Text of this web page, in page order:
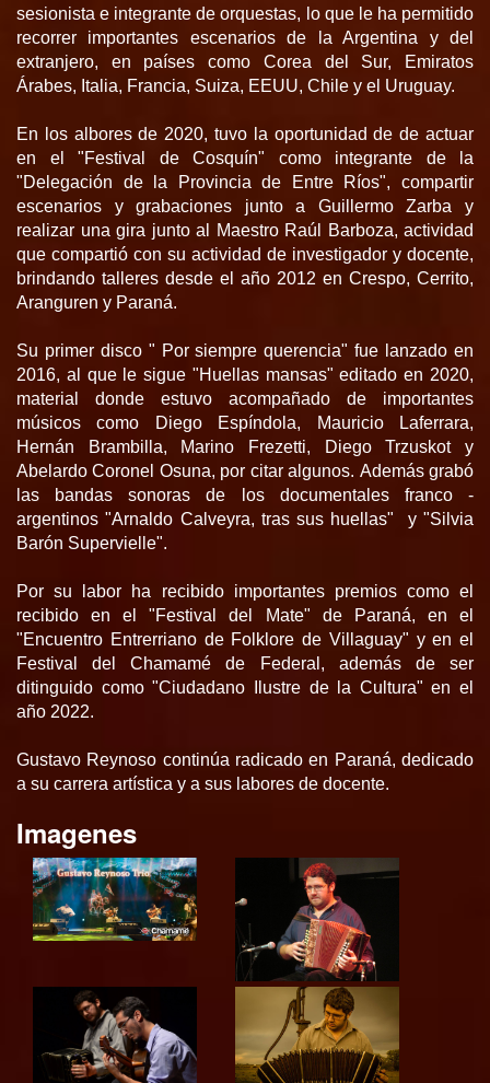
sesionista e integrante de orquestas, lo que le ha permitido
recorrer importantes escenarios de la Argentina y del
extranjero, en países como Corea del Sur, Emiratos
Árabes, Italia, Francia, Suiza, EEUU, Chile y el Uruguay.
En los albores de 2020, tuvo la oportunidad de de actuar
en el "Festival de Cosquín" como integrante de la
"Delegación de la Provincia de Entre Ríos", compartir
escenarios y grabaciones junto a Guillermo Zarba y
realizar una gira junto al Maestro Raúl Barboza, actividad
que compartió con su actividad de investigador y docente,
brindando talleres desde el año 2012 en Crespo, Cerrito,
Aranguren y Paraná.
Su primer disco " Por siempre querencia" fue lanzado en
2016, al que le sigue "Huellas mansas" editado en 2020,
material donde estuvo acompañado de importantes
músicos como Diego Espíndola, Mauricio Laferrara,
Hernán Brambilla, Marino Frezetti, Diego Trzuskot y
Abelardo Coronel Osuna, por citar algunos. Además grabó
las bandas sonoras de los documentales franco -
argentinos "Arnaldo Calveyra, tras sus huellas"
y "Silvia
Barón Supervielle".
Por su labor ha recibido importantes premios como el
recibido en el "Festival del Mate" de Paraná, en el
"Encuentro Entrerriano de Folklore de Villaguay" y en el
Festival del Chamamé de Federal, además de ser
ditinguido como "Ciudadano Ilustre de la Cultura" en el
año 2022.
Gustavo Reynoso continúa radicado en Paraná, dedicado
a su carrera artística y a sus labores de docente.
Imagenes